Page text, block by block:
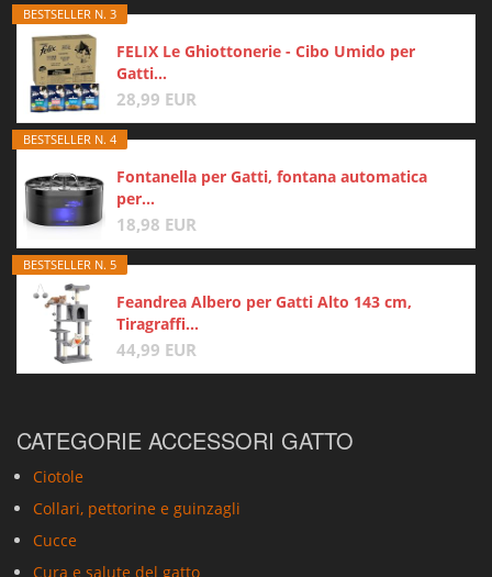
BESTSELLER N. 3
FELIX Le Ghiottonerie - Cibo Umido per
Gatti...
28,99 EUR
BESTSELLER N. 4
Fontanella per Gatti, fontana automatica
per...
18,98 EUR
BESTSELLER N. 5
Feandrea Albero per Gatti Alto 143 cm,
Tiragraffi...
44,99 EUR
CATEGORIE ACCESSORI GATTO
Ciotole
Collari, pettorine e guinzagli
Cucce
Cura e salute del gatto